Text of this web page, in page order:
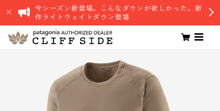
今シーズン新登場。こんなダウンが欲しかった。新
作ライトウェイトダウン登場